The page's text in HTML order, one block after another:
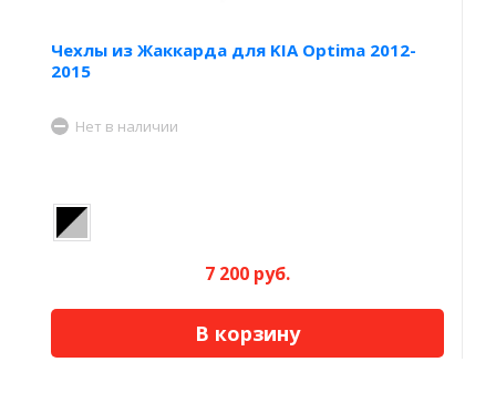
Чехлы из Жаккарда для KIA Optima 2012-
2015
Нет в наличии
7 200 руб.
В корзину